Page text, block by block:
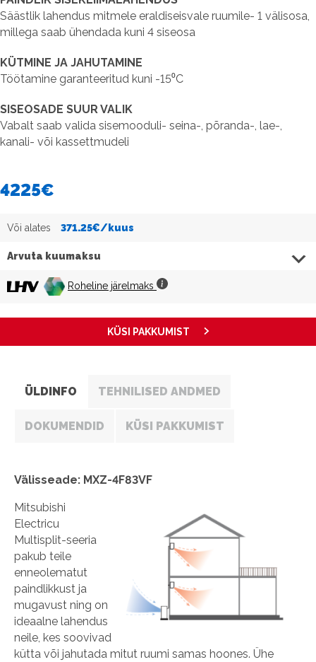
Säästlik lahendus mitmele eraldiseisvale ruumile- 1 välisosa,
millega saab ühendada kuni 4 siseosa
KÜTMINE JA JAHUTAMINE
Töötamine garanteeritud kuni -15⁰C
SISEOSADE SUUR VALIK
Vabalt saab valida sisemooduli- seina-, põranda-, lae-,
kanali- või kassettmudeli
4225€
Või alates 371.25€/kuus
Arvuta kuumaksu
Roheline järelmaks
KÜSI PAKKUMIST
ÜLDINFO TEHNILISED ANDMED
DOKUMENDID KÜSI PAKKUMIST
Välisseade: MXZ-4F83VF
Mitsubishi
Electricu
Multisplit-seeria
pakub teile
enneolematut
paindlikkust ja
mugavust ning on
ideaalne lahendus
neile, kes soovivad
kütta või jahutada mitut ruumi samas hoones. Ühe